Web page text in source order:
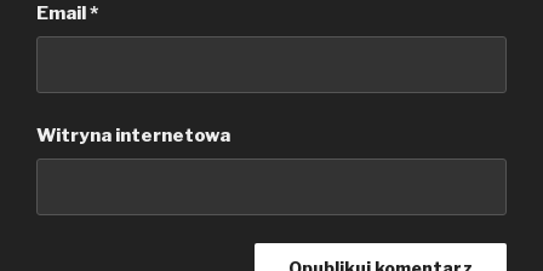
Email*
Witryna internetowa